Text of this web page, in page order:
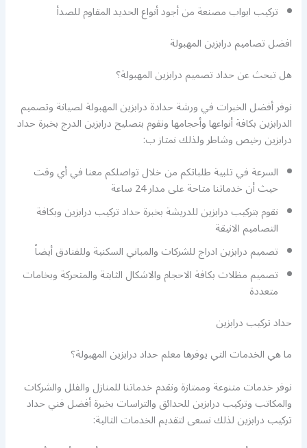
تركيب ابواب مصنعة من أجود أنواع الحديد المقاوم للصدأ
افضل تصاميم درابزين المهبولة
هل تبحث عن حداد تصميم درابزين المهبولة؟
نوفر أفضل الخبرات في ورشة حدادة درابزين المهبولة لصيانة وتصميم
الدرابزين بكافة أنواعها وأحجامها ونقوم بتصليح درابزين الدرج بخبرة حداد
درابزين رخيص وشاطر ولذلك نمتاز ب:
السرعة في تلبية طلباتكم من خلال تواصلكم معنا في أي وقت
حيث أن خدماتنا متاحة على مدار 24 ساعة
نقوم بتركيب درابزين للدريشة بخبرة حداد تركيب درابزين وبكافة
التصاميم الانيقة
تصميم درابزين ادراج للشركات والمباني السكنية وللفنادق أيضاً
تصميم مظلات بكافة الاحجام والاشكال الثابتة والمتحركة وبخامات
متعددة
حداد تركيب درابزين
ما هي الخدمات التي يوفرها معلم حداد درابزين المهبولة؟
نوفر خدمات متنوعة وممتازة ونقدم خدماتنا للمنازل والفلل والشركات
والمكاتب وتركيب درابزين للحدائق والتراسات بخبرة أفضل فني حداد
تركيب درابزين لذلك نسعى لتقديم الخدمات التالية: